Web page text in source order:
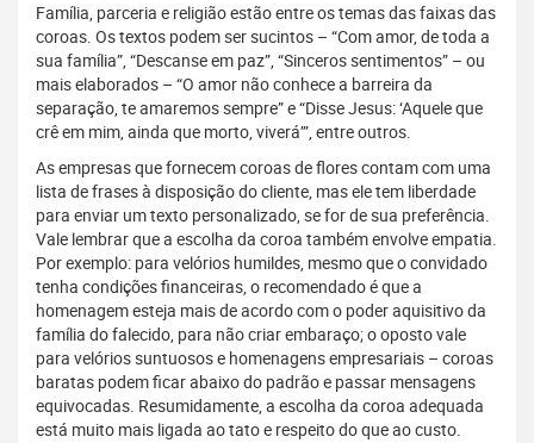
Família, parceria e religião estão entre os temas das faixas das
coroas. Os textos podem ser sucintos – “Com amor, de toda a
sua família”, “Descanse em paz”, “Sinceros sentimentos” – ou
mais elaborados – “O amor não conhece a barreira da
separação, te amaremos sempre” e “Disse Jesus: ‘Aquele que
crê em mim, ainda que morto, viverá’”, entre outros.
As empresas que fornecem coroas de flores contam com uma
lista de frases à disposição do cliente, mas ele tem liberdade
para enviar um texto personalizado, se for de sua preferência.
Vale lembrar que a escolha da coroa também envolve empatia.
Por exemplo: para velórios humildes, mesmo que o convidado
tenha condições financeiras, o recomendado é que a
homenagem esteja mais de acordo com o poder aquisitivo da
família do falecido, para não criar embaraço; o oposto vale
para velórios suntuosos e homenagens empresariais – coroas
baratas podem ficar abaixo do padrão e passar mensagens
equivocadas. Resumidamente, a escolha da coroa adequada
está muito mais ligada ao tato e respeito do que ao custo.